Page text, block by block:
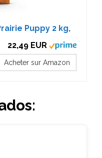
Puppy 2 kg,
22,49 EUR
Acheter sur Amazon